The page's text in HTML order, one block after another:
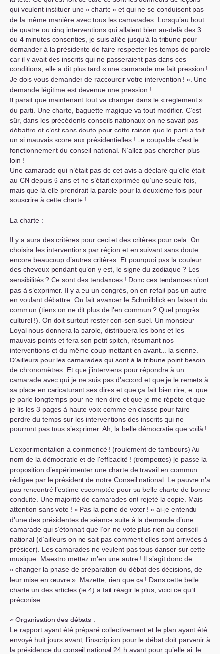
qui veulent instituer une « charte» et qui ne se conduisent pas
de la même manière avec tous les camarades. Lorsqu’au bout
de quatre ou cinq interventions qui allaient bien au-delà des 3
ou 4 minutes consenties, je suis allée jusqu’à la tribune pour
demander à la présidente de faire respecter les temps de parole
car il y avait des inscrits qui ne passeraient pas dans ces
conditions, elle a dit plus tard « une camarade me fait pression !
Je dois vous demander de raccourcir votre intervention ! ». Une
demande légitime est devenue une pression !
Il parait que maintenant tout va changer dans le « règlement»
du parti. Une charte, baguette magique va tout modifier. C’est
sûr, dans les précédents conseils nationaux on ne savait pas
débattre et c’est sans doute pour cette raison que le parti a fait
un si mauvais score aux présidentielles ! Le coupable c’est le
fonctionnement du conseil national. N’allez pas chercher plus
loin !
Une camarade qui n’était pas de cet avis a déclaré qu’elle était
au CN depuis 6 ans et ne s’était exprimée qu’une seule fois,
mais que là elle prendrait la parole pour la deuxième fois pour
souscrire à cette charte !
La charte :
Il y a aura des critères pour ceci et des critères pour cela. On
choisira les interventions par région et en suivant sans doute
encore beaucoup d’autres critères. Et pourquoi pas la couleur
des cheveux pendant qu’on y est, le signe du zodiaque? Les
sensibilités? Ce sont des tendances ! Donc ces tendances n’ont
pas à s’exprimer. Il y a eu un congrès, on en refait pas un autre
en voulant débattre. On fait avancer le Schmilblick en faisant du
commun (tiens on ne dit plus de l’en commun ? Quel progrès
culturel !). On doit surtout rester con-sen-suel. Un monsieur
Loyal nous donnera la parole, distribuera les bons et les
mauvais points et fera son petit spitch, résumant nos
interventions et du même coup mettant en avant... la sienne.
D’ailleurs pour les camarades qui sont à la tribune point besoin
de chronomètres. Et que j’interviens pour répondre à un
camarade avec qui je ne suis pas d’accord et que je le remets à
sa place en caricaturant ses dires et que ça fait bien rire, et que
je parle longtemps pour ne rien dire et que je me répète et que
je lis les 3 pages à haute voix comme en classe pour faire
perdre du temps sur les interventions des inscrits qui ne
pourront pas tous s’exprimer. Ah, la belle démocratie que voilà !
L’expérimentation a commencé ! (roulement de tambours) Au
nom de la démocratie et de l’efficacité ! (trompettes) je passe la
proposition d’expérimenter une charte de travail en commun
rédigée par le président de notre Conseil national. Le pauvre n’a
pas rencontré l’estime escomptée pour sa belle charte de bonne
conduite. Une majorité de camarades ont rejeté la copie. Mais
attention sans vote ! « Pas la peine de voter ! » ai-je entendu
d’une des présidentes de séance suite à la demande d’une
camarade qui s’étonnait que l’on ne vote plus rien au conseil
national (d’ailleurs on ne sait pas comment elles sont arrivées à
présider). Les camarades ne veulent pas tous danser sur cette
musique. Maestro mettez m’en une autre ! Il s’agit donc de
« changer la phase de préparation du débat des décisions, de
leur mise en œuvre». Mazette, rien que ça ! Dans cette belle
charte un des articles (le 4) a fait réagir le plus, voici ce qu’il
préconise :
« Organisation des débats :
Le rapport ayant été préparé collectivement et le plan ayant été
envoyé huit jours avant, l’inscription pour le débat doit parvenir à
la présidence du conseil national 24 h avant pour qu’elle ait le